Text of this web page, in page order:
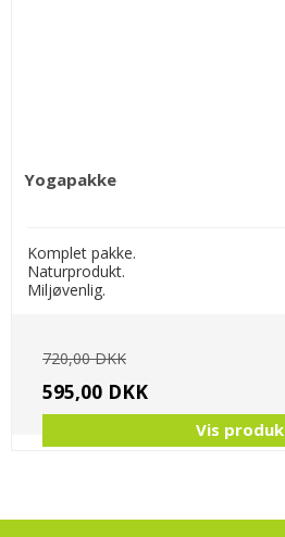
Yogapakke
Komplet pakke.
Naturprodukt.
Miljøvenlig.
720,00 DKK
595,00 DKK
Vis